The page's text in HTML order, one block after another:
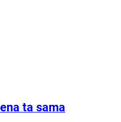
ta sama